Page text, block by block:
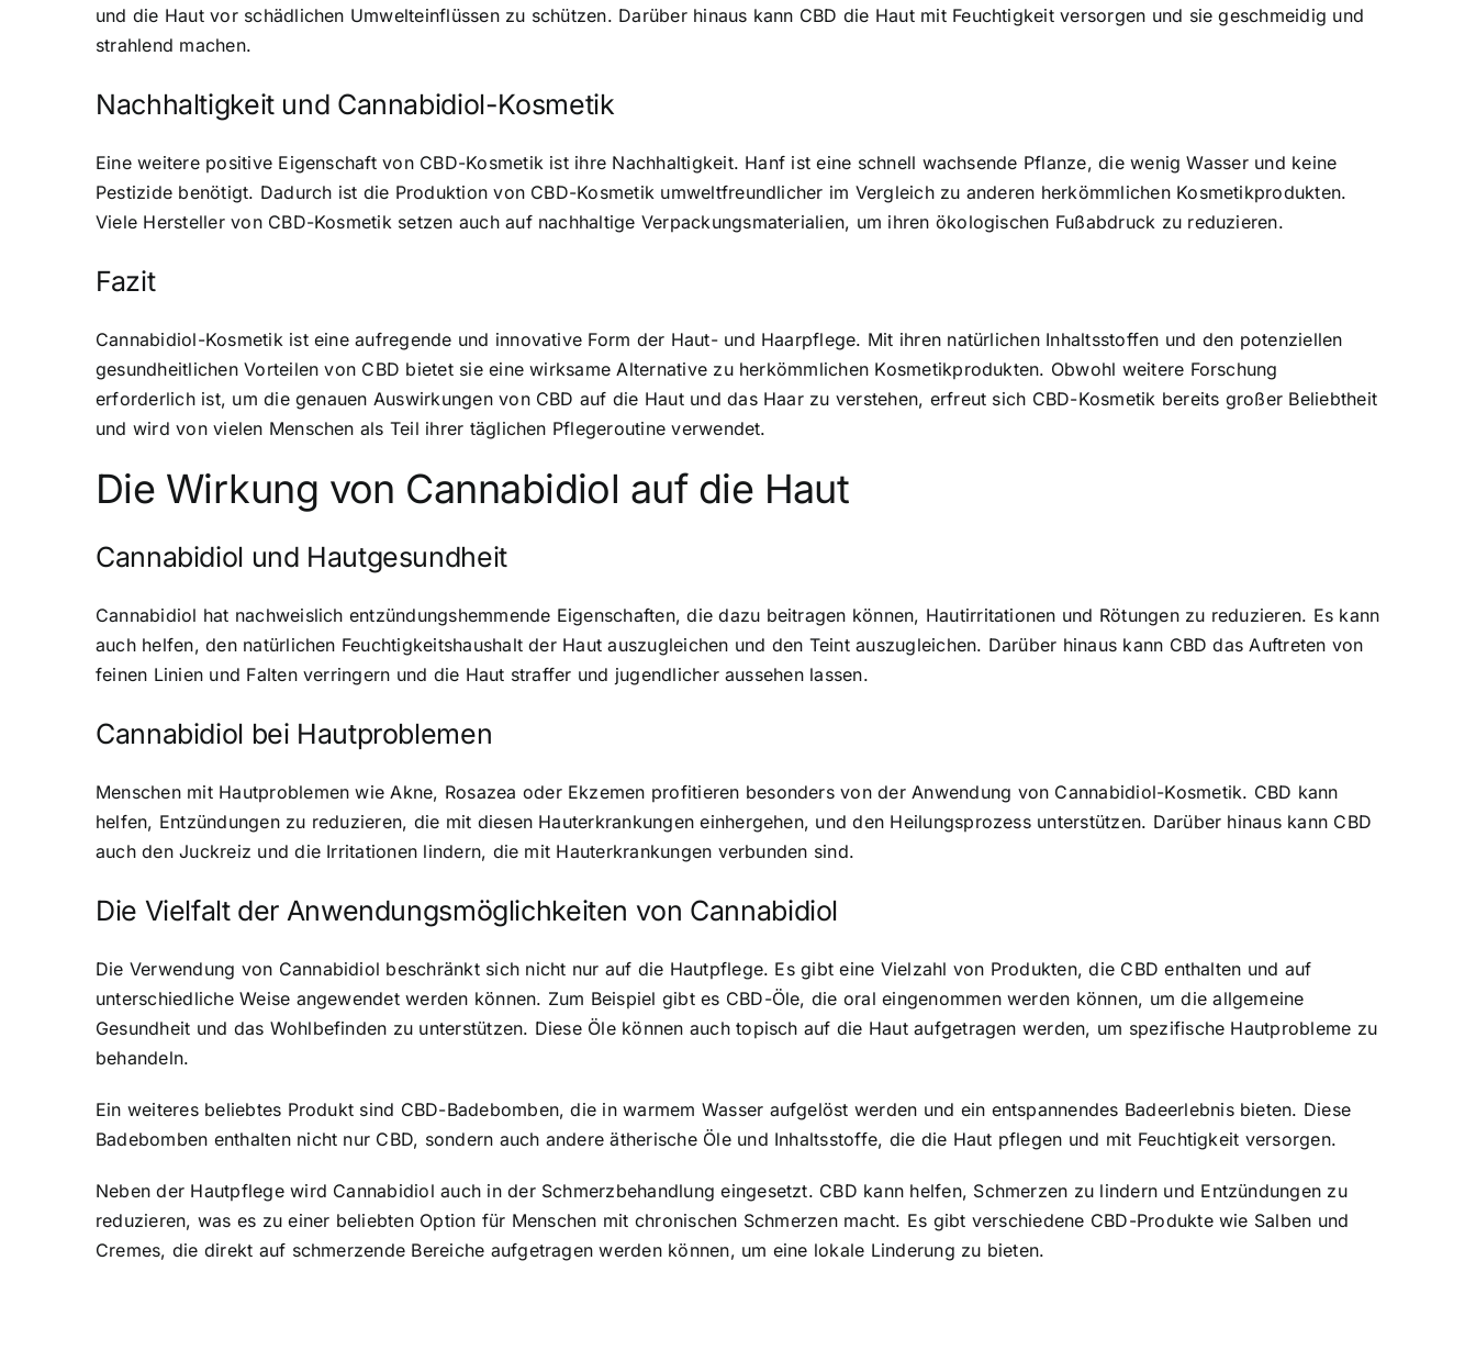
und die Haut vor schädlichen Umwelteinflüssen zu schützen. Darüber hinaus kann CBD die Haut mit Feuchtigkeit versorgen und sie geschmeidig und
strahlend machen.
Nachhaltigkeit und Cannabidiol-Kosmetik
Eine weitere positive Eigenschaft von CBD-Kosmetik ist ihre Nachhaltigkeit. Hanf ist eine schnell wachsende Pflanze, die wenig Wasser und keine
Pestizide benötigt. Dadurch ist die Produktion von CBD-Kosmetik umweltfreundlicher im Vergleich zu anderen herkömmlichen Kosmetikprodukten.
Viele Hersteller von CBD-Kosmetik setzen auch auf nachhaltige Verpackungsmaterialien, um ihren ökologischen Fußabdruck zu reduzieren.
Fazit
Cannabidiol-Kosmetik ist eine aufregende und innovative Form der Haut- und Haarpflege. Mit ihren natürlichen Inhaltsstoffen und den potenziellen
gesundheitlichen Vorteilen von CBD bietet sie eine wirksame Alternative zu herkömmlichen Kosmetikprodukten. Obwohl weitere Forschung
erforderlich ist, um die genauen Auswirkungen von CBD auf die Haut und das Haar zu verstehen, erfreut sich CBD-Kosmetik bereits großer Beliebtheit
und wird von vielen Menschen als Teil ihrer täglichen Pflegeroutine verwendet.
Die Wirkung von Cannabidiol auf die Haut
Cannabidiol und Hautgesundheit
Cannabidiol hat nachweislich entzündungshemmende Eigenschaften, die dazu beitragen können, Hautirritationen und Rötungen zu reduzieren. Es kann
auch helfen, den natürlichen Feuchtigkeitshaushalt der Haut auszugleichen und den Teint auszugleichen. Darüber hinaus kann CBD das Auftreten von
feinen Linien und Falten verringern und die Haut straffer und jugendlicher aussehen lassen.
Cannabidiol bei Hautproblemen
Menschen mit Hautproblemen wie Akne, Rosazea oder Ekzemen profitieren besonders von der Anwendung von Cannabidiol-Kosmetik. CBD kann
helfen, Entzündungen zu reduzieren, die mit diesen Hauterkrankungen einhergehen, und den Heilungsprozess unterstützen. Darüber hinaus kann CBD
auch den Juckreiz und die Irritationen lindern, die mit Hauterkrankungen verbunden sind.
Die Vielfalt der Anwendungsmöglichkeiten von Cannabidiol
Die Verwendung von Cannabidiol beschränkt sich nicht nur auf die Hautpflege. Es gibt eine Vielzahl von Produkten, die CBD enthalten und auf
unterschiedliche Weise angewendet werden können. Zum Beispiel gibt es CBD-Öle, die oral eingenommen werden können, um die allgemeine
Gesundheit und das Wohlbefinden zu unterstützen. Diese Öle können auch topisch auf die Haut aufgetragen werden, um spezifische Hautprobleme zu
behandeln.
Ein weiteres beliebtes Produkt sind CBD-Badebomben, die in warmem Wasser aufgelöst werden und ein entspannendes Badeerlebnis bieten. Diese
Badebomben enthalten nicht nur CBD, sondern auch andere ätherische Öle und Inhaltsstoffe, die die Haut pflegen und mit Feuchtigkeit versorgen.
Neben der Hautpflege wird Cannabidiol auch in der Schmerzbehandlung eingesetzt. CBD kann helfen, Schmerzen zu lindern und Entzündungen zu
reduzieren, was es zu einer beliebten Option für Menschen mit chronischen Schmerzen macht. Es gibt verschiedene CBD-Produkte wie Salben und
Cremes, die direkt auf schmerzende Bereiche aufgetragen werden können, um eine lokale Linderung zu bieten.